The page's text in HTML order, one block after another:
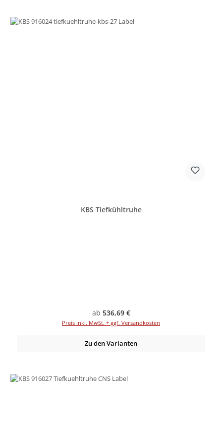
KBS Tiefkühltruhe
Regulärer Preis:
ab 536,69 €
Preis inkl. MwSt. + ggf. Versandkosten
Zu den Varianten